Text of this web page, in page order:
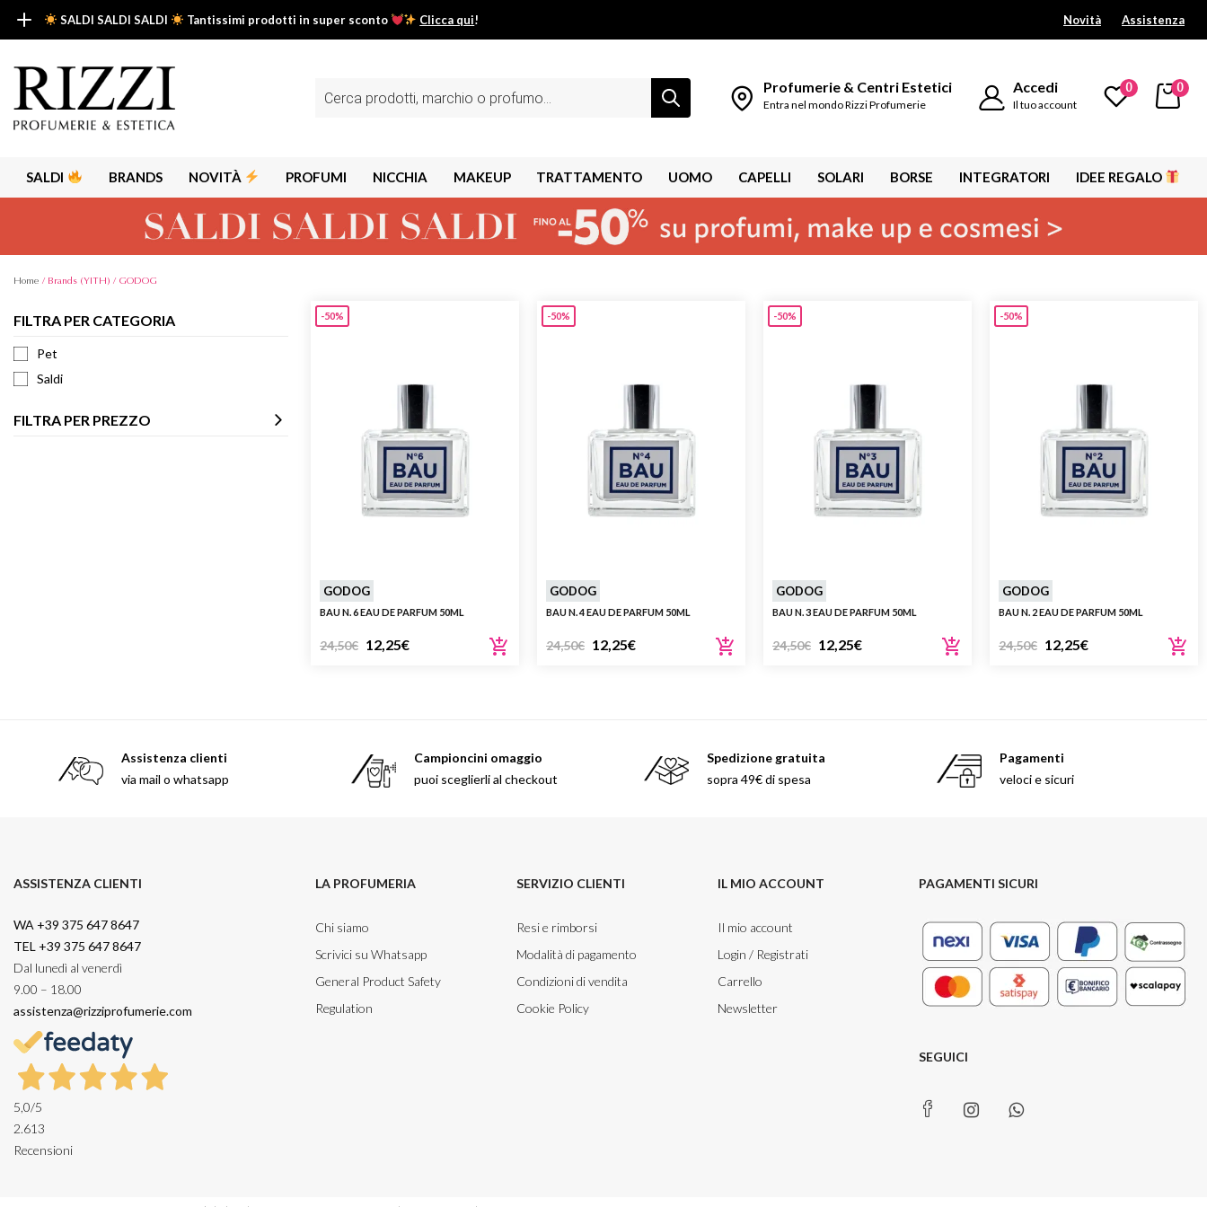
SALDI SALDI SALDI Tantissimi prodotti in super sconto Clicca qui!
SALDI SALDI SALDI
Fino al -50% su tantissimi prodotti beauty nella sezione saldi: il tuo glow estivo inizia da qui.
Scopri tutti i prodotti in super saldo!
Novità Assistenza
prodotti
Profumerie & Centri Estetici
Entra nel mondo Rizzi Profumerie
Accedi
Il tuo account
0 0
SALDI BRANDS
Armani Beauty
Armani Parfums
Atkinsons
Atkinsons London 1799
Australian Gold
NOVITÀ PROFUMI NICCHIA MAKEUP TRATTAMENTO UOMO CAPELLI SOLARI BORSE INTEGRATORI IDEE REGALO
Home / Brands (YITH) / GODOG
FILTRA PER CATEGORIA
Pet
Saldi
FILTRA PER PREZZO
-50%
GODOG
BAU N. 6 EAU DE PARFUM 50ML
24,50€ 12,25€
-50%
GODOG
BAU N. 4 EAU DE PARFUM 50ML
24,50€ 12,25€
-50%
GODOG
BAU N. 3 EAU DE PARFUM 50ML
24,50€ 12,25€
-50%
GODOG
BAU N. 2 EAU DE PARFUM 50ML
24,50€ 12,25€
Assistenza clienti
via mail o whatsapp
Campioncini omaggio
puoi sceglierli al checkout
Spedizione gratuita
sopra 49€ di spesa
Pagamenti
veloci e sicuri
ASSISTENZA CLIENTI
WA +39 375 647 8647
TEL +39 375 647 8647
Dal lunedì al venerdì
9.00 – 18.00
assistenza@rizziprofumerie.com
5,0/5
2.613
Recensioni
LA PROFUMERIA
Chi siamo
Scrivici su Whatsapp
General Product Safety
Regulation
SERVIZIO CLIENTI
Resi e rimborsi
Modalità di pagamento
Condizioni di vendita
Cookie Policy
IL MIO ACCOUNT
Il mio account
Login / Registrati
Carrello
Newsletter
PAGAMENTI SICURI
SEGUICI